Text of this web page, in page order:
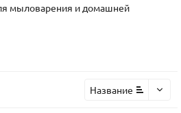
мыловарения и домашней
Название